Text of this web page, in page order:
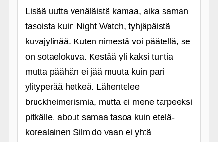
Lisää uutta venäläistä kamaa, aika saman
tasoista kuin Night Watch, tyhjäpäistä
kuvajylinää. Kuten nimestä voi päätellä, se
on sotaelokuva. Kestää yli kaksi tuntia
mutta päähän ei jää muuta kuin pari
ylityperää hetkeä. Lähentelee
bruckheimerismia, mutta ei mene tarpeeksi
pitkälle, about samaa tasoa kuin etelä-
korealainen Silmido vaan ei yhtä